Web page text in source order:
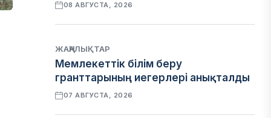
08 АВГУСТА, 2026
ЖАҢАЛЫҚТАР
Мемлекеттік білім беру
гранттарының иегерлері анықталды
07 АВГУСТА, 2026